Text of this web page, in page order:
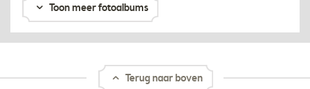
Toon meer fotoalbums
Terug naar boven